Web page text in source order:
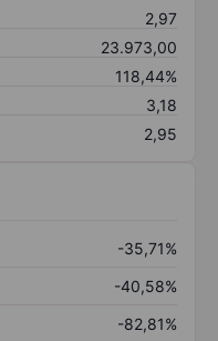
2,97
23.973,00
118,44%
3,18
2,95
-35,71%
-40,58%
-82,81%